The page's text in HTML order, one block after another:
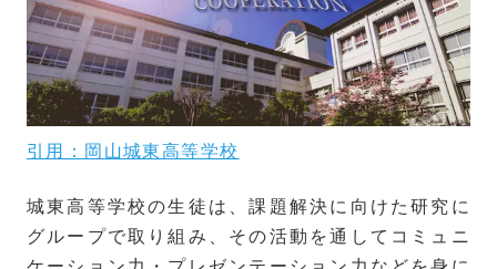
引用：岡山城東高等学校
城東高等学校の生徒は、課題解決に向けた研究に
グループで取り組み、その活動を通してコミュニ
ケーション力・プレゼンテーション力などを身に